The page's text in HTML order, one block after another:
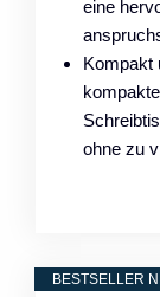
eine
Kompakt
ohne zu
BESTSELLER